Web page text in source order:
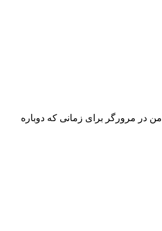
در مرورگر برای زمانی که دوباره